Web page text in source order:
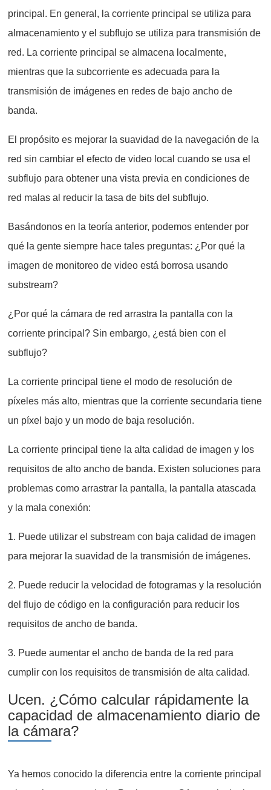
principal. En general, la corriente principal se utiliza para
almacenamiento y el subflujo se utiliza para transmisión de
red. La corriente principal se almacena localmente,
mientras que la subcorriente es adecuada para la
transmisión de imágenes en redes de bajo ancho de
banda.
El propósito es mejorar la suavidad de la navegación de la
red sin cambiar el efecto de video local cuando se usa el
subflujo para obtener una vista previa en condiciones de
red malas al reducir la tasa de bits del subflujo.
Basándonos en la teoría anterior, podemos entender por
qué la gente siempre hace tales preguntas: ¿Por qué la
imagen de monitoreo de video está borrosa usando
substream?
¿Por qué la cámara de red arrastra la pantalla con la
corriente principal? Sin embargo, ¿está bien con el
subflujo?
La corriente principal tiene el modo de resolución de
píxeles más alto, mientras que la corriente secundaria tiene
un píxel bajo y un modo de baja resolución.
La corriente principal tiene la alta calidad de imagen y los
requisitos de alto ancho de banda. Existen soluciones para
problemas como arrastrar la pantalla, la pantalla atascada
y la mala conexión:
1. Puede utilizar el substream con baja calidad de imagen
para mejorar la suavidad de la transmisión de imágenes.
2. Puede reducir la velocidad de fotogramas y la resolución
del flujo de código en la configuración para reducir los
requisitos de ancho de banda.
3. Puede aumentar el ancho de banda de la red para
cumplir con los requisitos de transmisión de alta calidad.
Ucen. ¿Cómo calcular rápidamente la
capacidad de almacenamiento diario de
la cámara?
Ya hemos conocido la diferencia entre la corriente principal